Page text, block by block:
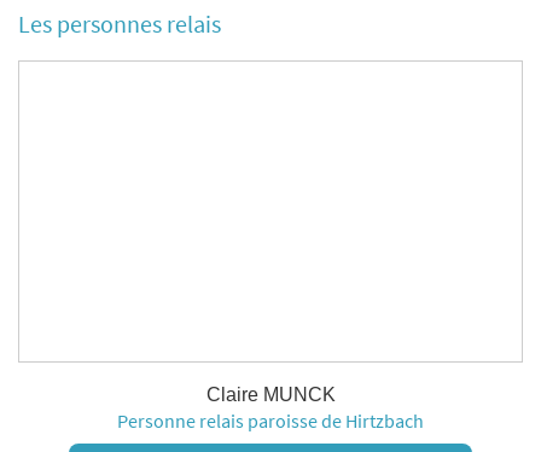
Les personnes relais
Claire MUNCK
Personne relais paroisse de Hirtzbach